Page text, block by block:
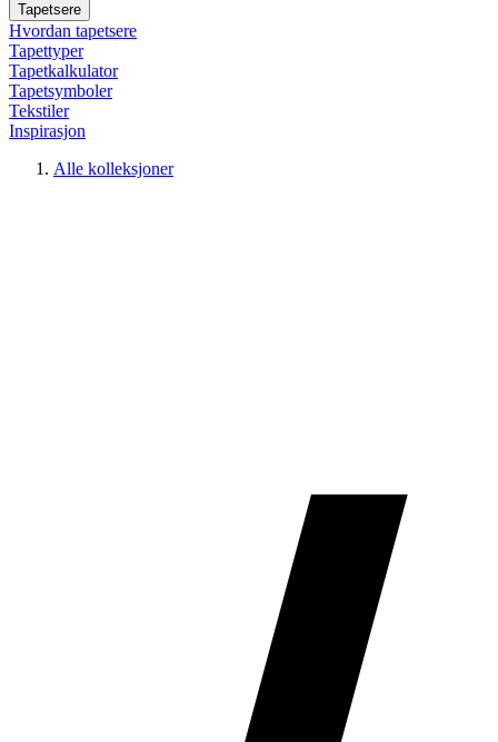
Tapetsere
Hvordan tapetsere
Tapettyper
Tapetkalkulator
Tapetsymboler
Tekstiler
Inspirasjon
Alle kolleksjoner